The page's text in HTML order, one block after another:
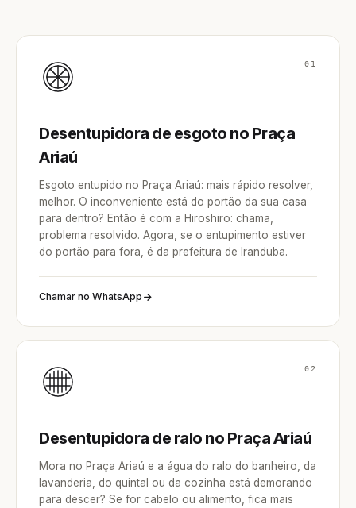
01
Desentupidora de esgoto no Praça
Ariaú
Esgoto entupido no Praça Ariaú: mais rápido resolver,
melhor. O inconveniente está do portão da sua casa
para dentro? Então é com a Hiroshiro: chama,
problema resolvido. Agora, se o entupimento estiver
do portão para fora, é da prefeitura de Iranduba.
Chamar no WhatsApp
02
Desentupidora de ralo no Praça Ariaú
Mora no Praça Ariaú e a água do ralo do banheiro, da
lavanderia, do quintal ou da cozinha está demorando
para descer? Se for cabelo ou alimento, fica mais